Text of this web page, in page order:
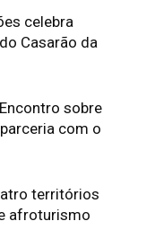
celebra
Casarão da
sobre
com o
territórios
afroturismo